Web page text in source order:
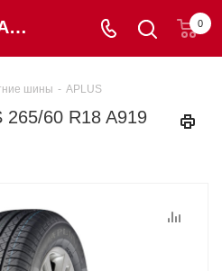
Летние шины APLUS 265/60 R18 A919 110H купить в интернет-магазине «Шинторг» в Калининграде 0
шины - APLUS
60 R18 A919